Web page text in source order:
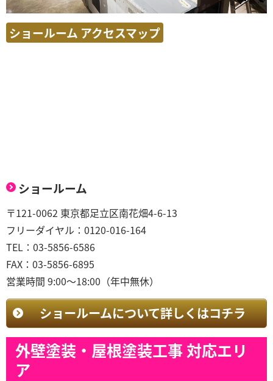
ショールーム アクセスマップ
ショールーム
〒121-0062 東京都足立区南花畑4-6-13
フリーダイヤル：0120-016-164
TEL：03-5856-6586
FAX：03-5856-6895
営業時間 9:00～18:00（年中無休）
ショールームについて詳しくはコチラ
外壁塗装・屋根塗装工事 対応エリ
ア